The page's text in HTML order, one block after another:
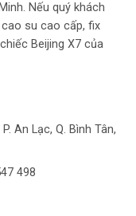
Nếu quý khách
su cao cấp, fix
Beijing X7 của
An Lạc, Q. Bình Tân,
498